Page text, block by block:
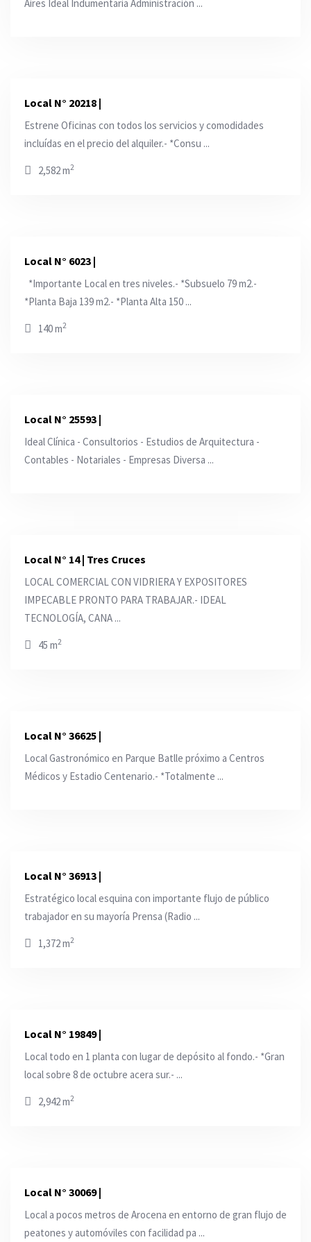
Aires Ideal Indumentaria Administración ...
Local N° 20218 |
Estrene Oficinas con todos los servicios y comodidades
incluídas en el precio del alquiler.- *Consu ...
2,582 m2
Local N° 6023 |
*Importante Local en tres niveles.- *Subsuelo 79 m2.-
*Planta Baja 139 m2.- *Planta Alta 150 ...
140 m2
Local N° 25593 |
Ideal Clínica - Consultorios - Estudios de Arquitectura -
Contables - Notariales - Empresas Diversa ...
Local N° 14 | Tres Cruces
LOCAL COMERCIAL CON VIDRIERA Y EXPOSITORES
IMPECABLE PRONTO PARA TRABAJAR.- IDEAL
TECNOLOGÍA, CANA ...
45 m2
Local N° 36625 |
Local Gastronómico en Parque Batlle próximo a Centros
Médicos y Estadio Centenario.- *Totalmente ...
Local N° 36913 |
Estratégico local esquina con importante flujo de público
trabajador en su mayoría Prensa (Radio ...
1,372 m2
Local N° 19849 |
Local todo en 1 planta con lugar de depósito al fondo.- *Gran
local sobre 8 de octubre acera sur.- ...
2,942 m2
Local N° 30069 |
Local a pocos metros de Arocena en entorno de gran flujo de
peatones y automóviles con facilidad pa ...